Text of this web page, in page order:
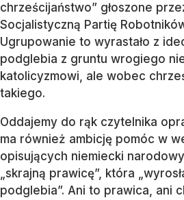
chrześcijaństwo” głoszone
Socjalistyczną Partię
Ugrupowanie to wyrastało z
podglebia z gruntu wrogiego
katolicyzmowi, ale wobec
takiego.
Oddajemy do rąk czytelnika
ma również ambicję pomóc w
opisujących niemiecki
„skrajną prawicę”, która
podglebia”. Ani to prawica, ani